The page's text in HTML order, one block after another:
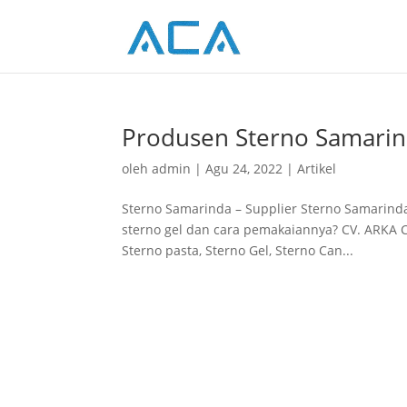
Produsen Sterno
olehadmin |Agu 24, 2022 |Artikel
Sterno Samarinda – Supplier Sterno
sterno gel dan cara pemakaiannya? CV.
Sterno pasta, Sterno Gel, Sterno Can...